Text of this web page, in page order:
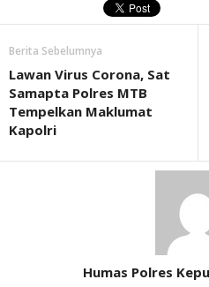
Berita Sebelumnya
Lawan Virus Corona, Sat
Samapta Polres MTB
Tempelkan Maklumat
Kapolri
Humas Polres